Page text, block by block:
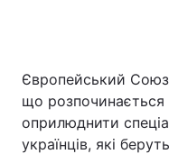
Європейський Союз
що розпочинається
оприлюднити
українців, які